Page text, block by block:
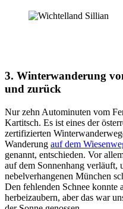
3. Winterwanderung
und zurück
Nur zehn Autominuten vom
Kartitsch. Es ist eines der
zertifizierten
Wanderung auf dem
genannt, entschieden. Vor
auf dem Sonnenhang verläuft,
nebelverhangenen München
Den fehlenden Schnee
herbeizaubern, aber das war